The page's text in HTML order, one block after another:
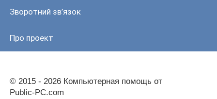
Зворотний зв’язок
Про проект
© 2015 - 2026 Компьютерная помощь от
Public-PC.com